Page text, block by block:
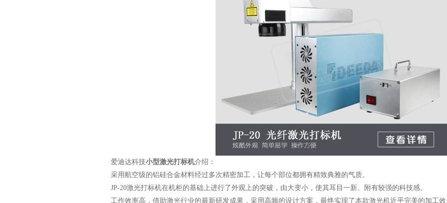
爱迪达科技小型激光打标机介绍：
采用航空级的铝硅合金材料经过多次精密加工，让每个部位都拥有精致典雅的气质。
JP-20激光打标机在机柜的基础上进行了外观上的突破，由大变小，使其耳目一新、附有较强的科技感。
工作效率高，借助激光行业的最新研发成果，采用高频的设计方案，最终实现了本款激光机近乎完美的加工效